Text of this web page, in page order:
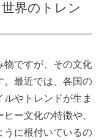
界のトレン
物ですが、その文化
。最近では、各国の
やトレンドが生ま
ー文化の特徴や、
うに根付いているの